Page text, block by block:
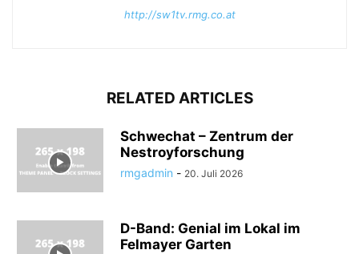
http://sw1tv.rmg.co.at
RELATED ARTICLES
Schwechat – Zentrum der
Nestroyforschung
rmgadmin - 20. Juli 2026
D-Band: Genial im Lokal im
Felmayer Garten